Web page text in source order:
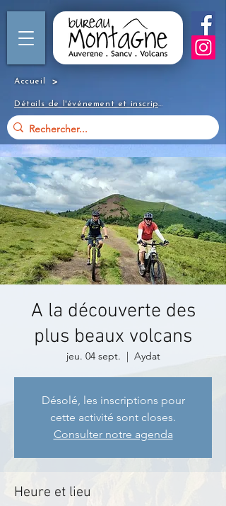
Accueil >
Détails de l'événement et inscription
A la découverte des
plus beaux volcans
jeu. 04 sept.
  |
Aydat
Désolé, les inscriptions pour
cette activité sont closes.
Consulter notre agenda
Heure et lieu